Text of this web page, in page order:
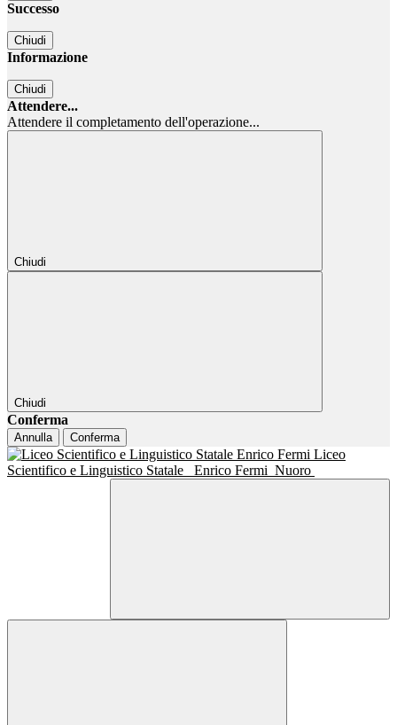
Successo
Chiudi
Informazione
Chiudi
Attendere...
Attendere il completamento dell'operazione...
Chiudi
Chiudi
Conferma
Annulla Conferma
Liceo
Scientifico e Linguistico Statale
Enrico Fermi Nuoro